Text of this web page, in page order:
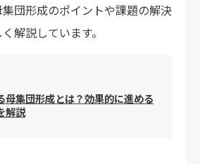
団形成のポイントや課題の解決
解説しています。
母集団形成とは？効果的に進める
解説